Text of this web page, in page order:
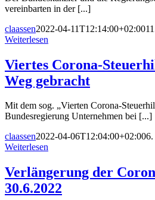
vereinbarten in der [...]
claassen2022-04-11T12:14:00+02:00
Weiterlesen
Viertes Corona-
Weg gebracht
Mit dem sog. „Vierten Corona-
Bundesregierung Unternehmen bei [...]
claassen2022-04-06T12:04:00+02:00
Weiterlesen
Verlängerung der
30.6.2022